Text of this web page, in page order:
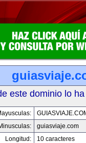
este dominio lo
guiasviaje.com
Longitud:
10 caracteres